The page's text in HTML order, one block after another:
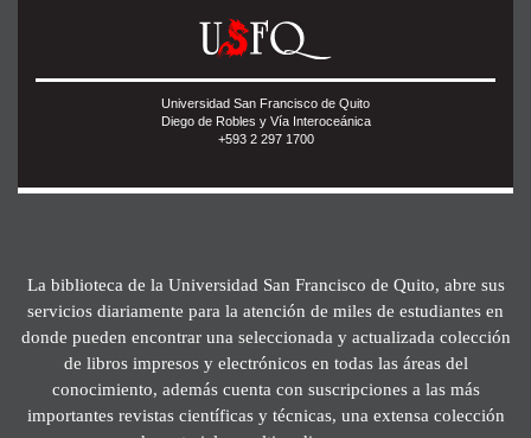
Universidad San Francisco de Quito
Diego de Robles y Vía Interoceánica
+593 2 297 1700
La biblioteca de la Universidad San Francisco de Quito, abre sus
servicios diariamente para la atención de miles de estudiantes en
donde pueden encontrar una seleccionada y actualizada colección
de libros impresos y electrónicos en todas las áreas del
conocimiento, además cuenta con suscripciones a las más
importantes revistas científicas y técnicas, una extensa colección